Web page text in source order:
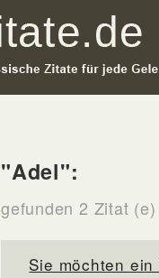
"Adel":
gefunden 2 Zitat (e)
Sie möchten